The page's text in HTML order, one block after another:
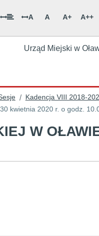
A A A+ A++
Urząd Miejski w
/ Kadencja VIII 2018-
kwietnia 2020 r. o godz.
W